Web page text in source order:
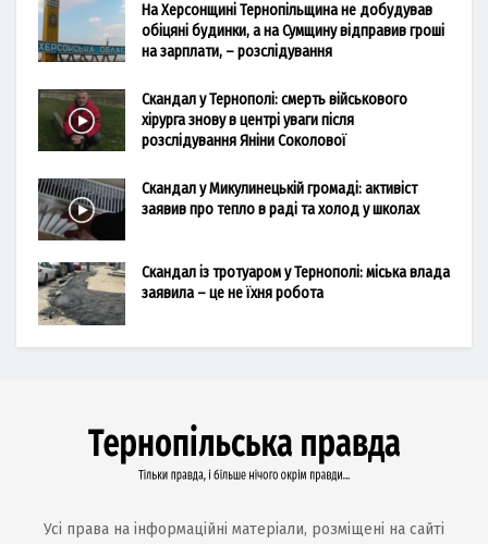
На Херсонщині Тернопільщина не добудував
обіцяні будинки, а на Сумщину відправив гроші
на зарплати, – розслідування
Скандал у Тернополі: смерть військового
хірурга знову в центрі уваги після
розслідування Яніни Соколової
Скандал у Микулинецькій громаді: активіст
заявив про тепло в раді та холод у школах
Скандал із тротуаром у Тернополі: міська влада
заявила – це не їхня робота
Усі права на інформаційні матеріали, розміщені на сайті